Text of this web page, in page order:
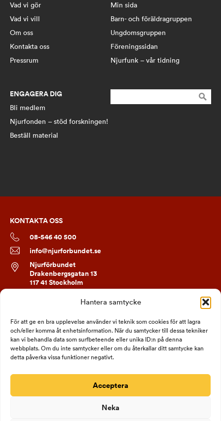
Hantera samtycke
För att ge en bra upplevelse använder vi teknik som cookies för att lagra
och/eller komma åt enhetsinformation. När du samtycker till dessa tekniker
kan vi behandla data som surfbeteende eller unika ID:n på denna
webbplats. Om du inte samtycker eller om du återkallar ditt samtycke kan
detta påverka vissa funktioner negativt.
Acceptera
Neka
Vad vi gör
Vad vi vill
Om oss
Kontakta oss
Pressrum
ENGAGERA DIG
Bli medlem
Njurfonden – stöd forskningen!
Beställ material
Min sida
Barn- och föräldragruppen
Ungdomsgruppen
Föreningssidan
Njurfunk – vår tidning
efter:
KONTAKTA OSS
08-546 40 500
info@njurforbundet.se
Njurförbundet
Drakenbergsgatan 13
117 41 Stockholm